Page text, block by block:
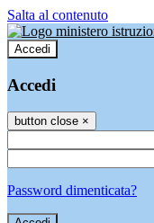
Salta al contenuto
Accedi
Accedi
button close ×
Password dimenticata?